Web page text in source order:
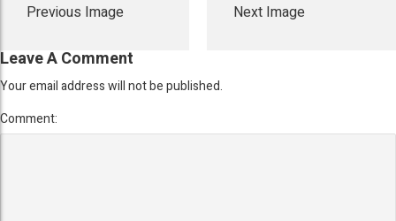
Previous Image Next Image
Leave A Comment
Your email address will not be published.
Comment: